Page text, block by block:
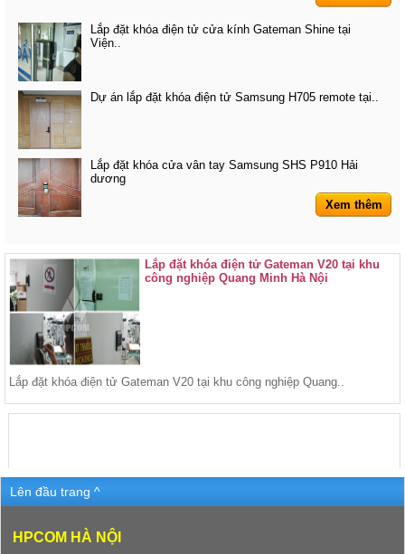
Lắp đặt khóa điện tử cửa kính Gateman Shine tại
Viện..
Dự án lắp đặt khóa điện tử Samsung H705 remote tại..
Lắp đặt khóa cửa vân tay Samsung SHS P910 Hải
dương
Xem thêm
Lắp đặt khóa điện tử Gateman V20 tại khu
công nghiệp Quang Minh Hà Nội
Lắp đặt khóa điện tử Gateman V20 tại khu công nghiệp Quang..
Lên đầu trang ^
HPCOM HÀ NỘI